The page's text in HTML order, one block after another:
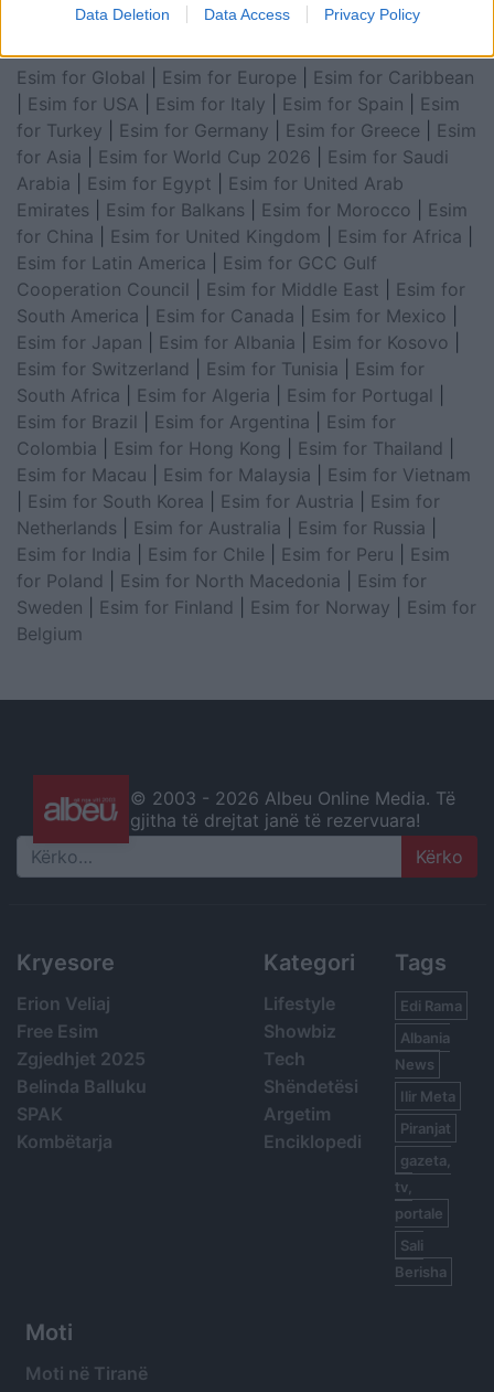
Data Deletion Data Access Privacy Policy
Esim for Global Esim for Europe
Esim for Caribbean
Esim for USA Esim for Italy Esim for Spain
Esim
for Turkey
Esim for Germany Esim for Greece
Esim
for Asia
Esim for World Cup 2026
Esim for Saudi
Arabia
Esim for Egypt
Esim for United Arab
Emirates
Esim for Balkans Esim for Morocco
Esim
for China
Esim for United Kingdom Esim for Africa
Esim for Latin America
Esim for GCC Gulf
Cooperation Council
Esim for Middle East
Esim for
South America
Esim for Canada Esim for Mexico
Esim for Japan
Esim for Albania Esim for Kosovo
Esim for Switzerland
Esim for Tunisia
Esim for
South Africa
Esim for Algeria Esim for Portugal
Esim for Brazil
Esim for Argentina
Esim for
Colombia
Esim for Hong Kong Esim for Thailand
Esim for Macau
Esim for Malaysia
Esim for Vietnam
Esim for South Korea Esim for Austria
Esim for
Netherlands
Esim for Australia Esim for Russia
Esim for India
Esim for Chile Esim for Peru
Esim
for Poland
Esim for North Macedonia
Esim for
Sweden
Esim for Finland Esim for Norway
Esim for
Belgium
© 2003 - 2026 Albeu Online Media. Të
gjitha të drejtat janë të rezervuara!
Search
Kryesore
Erion Veliaj
Free Esim
Zgjedhjet 2025
Belinda Balluku
SPAK
Kombëtarja
Kategori
Lifestyle
Showbiz
Tech
Shëndetësi
Argetim
Enciklopedi
Tags
Edi Rama
Albania
News
Ilir Meta
Piranjat
gazeta,
tv,
portale
Sali
Berisha
Moti
Moti në Tiranë